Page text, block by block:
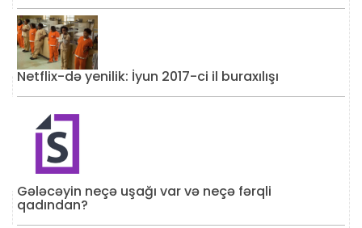
Netflix-də yenilik: İyun 2017-ci il buraxılışı
Gələcəyin neçə uşağı var və neçə fərqli
qadından?